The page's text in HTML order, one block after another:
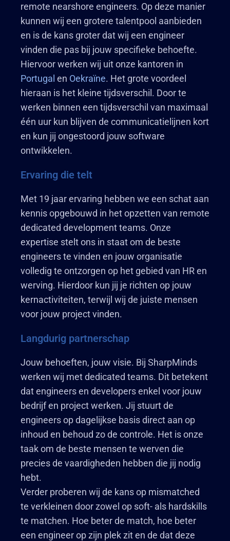
remote nearshore engineers. Op deze manier
kunnen wij een grotere talentpool aanbieden
en is de kans groter dat wij een engineer
vinden die pas bij jouw specifieke behoefte.
Hiervoor werken wij uit onze kantoren in
Portugal en Oekraïne. Het grote voordeel
hieraan is het kleine tijdsverschil. Door te
werken binnen een tijdsverschil van maximaal
één uur kun blijven de communicatielijnen kort
en kun jij ongestoord jouw software
ontwikkelen.
Ervaring die telt
Met 19 jaar ervaring hebben we een schat aan
kennis opgebouwd in het opzetten van remote
dedicated development teams. Onze
expertise stelt ons in staat om de beste
engineers te vinden en jouw organisatie
volledig te ontzorgen op het gebied van HR en
werving. Hierdoor kun jij je richten op jouw
kernactiviteiten, terwijl wij de juiste mensen
voor jouw project vinden.
Langdurig partnerschap
Jouw behoeften, jouw visie. Bij SharpMinds
werken wij met dedicated teams. Dit betekent
dat engineers en developers enkel voor jouw
bedrijf en project werken. Jij stuurt de
engineers op dagelijkse basis direct aan op
inhoud en behoud zo de controle. Het is onze
taak om de beste mensen te werven die
precies de vaardigheden hebben die jij nodig
hebt.
Verder proberen wij de kans op mismatched
te verkleinen door zowel op soft- als hardskills
te matchen. Hoe beter de match, hoe beter
een engineer op zijn plek zit en de dat deze